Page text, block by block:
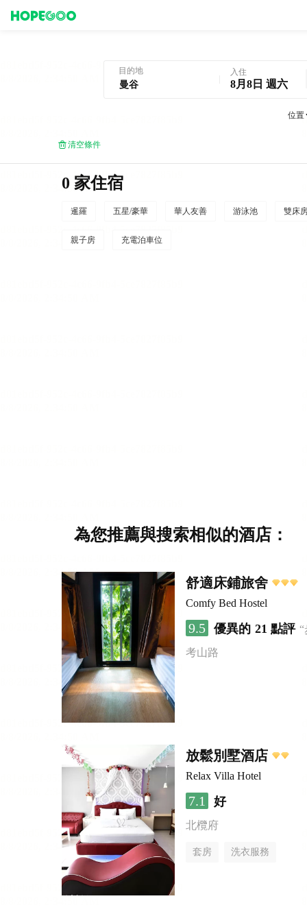
目的地 入住
8月8日 週六
位置
清空條件
0 家住宿
暹羅 五星/豪華 華人友善 游泳池 雙床
親子房 充電泊車位
為您推薦與搜索相似的酒店：
舒適床鋪旅舍
Comfy Bed Hostel
9.5 優異的 21 點評
考山路
放鬆別墅酒店
Relax Villa Hotel
7.1 好
北欖府
套房 洗衣服務